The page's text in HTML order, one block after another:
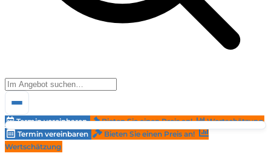
Termin vereinbaren Bieten Sie einen Preis an!
Wertschätzung
Termin vereinbaren
Bieten Sie einen Preis an!
Wertschätzung